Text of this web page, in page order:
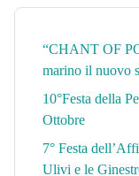
“CHANT OF
marino il nuovo
10°Festa della
Ottobre
7° Festa
Ulivi e le